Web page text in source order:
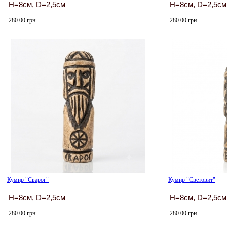
H=8см, D=2,5см
280.00 грн
H=8см, D=2,5см
280.00 грн
Кумир "Сварог"
H=8см, D=2,5см
280.00 грн
Кумир "Световит"
H=8см, D=2,5см
280.00 грн